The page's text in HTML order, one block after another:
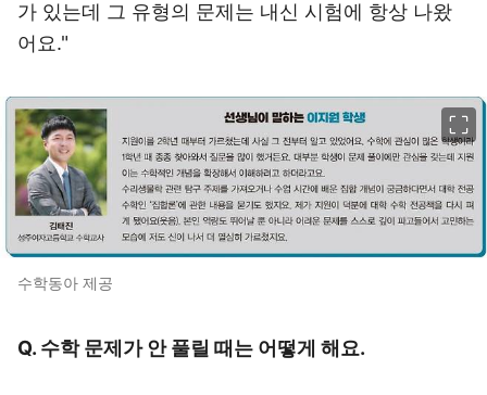
가 있는데 그 유형의 문제는 내신 시험에 항상 나왔
어요."
수학동아 제공
Q. 수학 문제가 안 풀릴 때는 어떻게 해요.